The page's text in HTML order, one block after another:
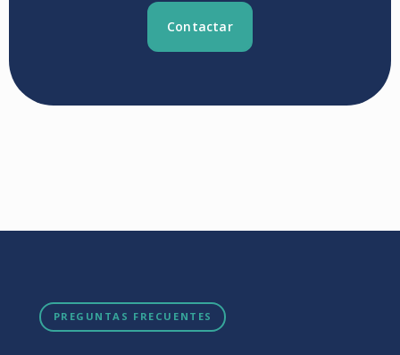
Contactar
PREGUNTAS FRECUENTES